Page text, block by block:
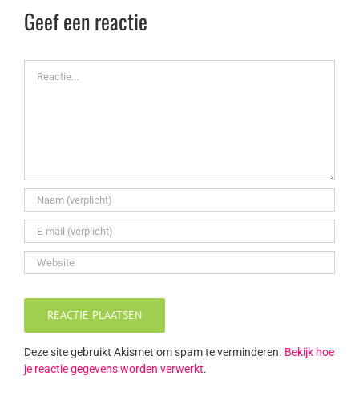
Geef een reactie
Deze site gebruikt Akismet om spam te verminderen. Bekijk hoe
je reactie gegevens worden verwerkt.